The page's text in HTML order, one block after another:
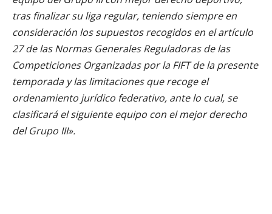
tras finalizar su liga regular, teniendo siempre en
consideración los supuestos recogidos en el artículo
27 de las Normas Generales Reguladoras de las
Competiciones Organizadas por la FIFT de la presente
temporada y las limitaciones que recoge el
ordenamiento jurídico federativo, ante lo cual, se
clasificará el siguiente equipo con el mejor derecho
del Grupo III».